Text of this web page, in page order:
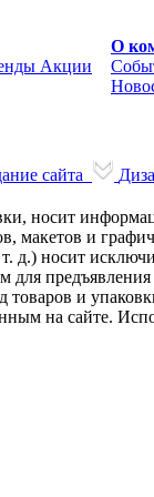
Акции
О
сайта
носит
макетов и
д.) носит
для
и
на сайте.